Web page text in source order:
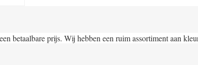
betaalbare prijs. Wij hebben een ruim assortiment aan